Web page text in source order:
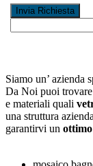
Siamo un’ azienda
Da Noi puoi
e materiali quali
una struttura
garantirvi un ottimo